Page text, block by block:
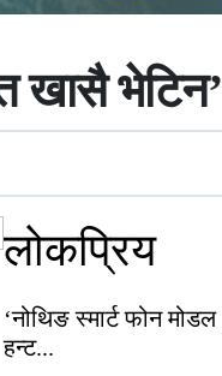
खासै भेटिन’
लोकप्रिय
‘नोथिङ स्मार्ट फोन मोडल
हन्ट...